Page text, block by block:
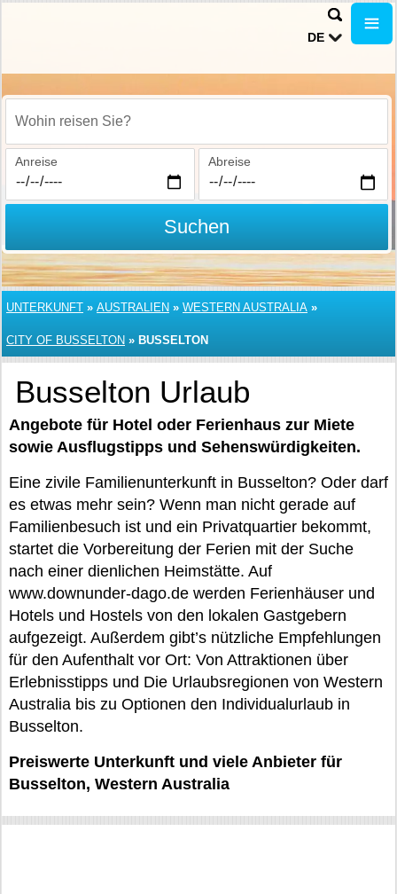
DE
Wohin reisen Sie?
Anreise Abreise
Suchen
UNTERKUNFT » AUSTRALIEN » WESTERN AUSTRALIA »
CITY OF BUSSELTON » BUSSELTON
Busselton Urlaub
Angebote für Hotel oder Ferienhaus zur Miete
sowie Ausflugstipps und Sehenswürdigkeiten.
Eine zivile Familienunterkunft in Busselton? Oder darf
es etwas mehr sein? Wenn man nicht gerade auf
Familienbesuch ist und ein Privatquartier bekommt,
startet die Vorbereitung der Ferien mit der Suche
nach einer dienlichen Heimstätte. Auf
www.downunder-dago.de werden Ferienhäuser und
Hotels und Hostels von den lokalen Gastgebern
aufgezeigt. Außerdem gibt’s nützliche Empfehlungen
für den Aufenthalt vor Ort: Von Attraktionen über
Erlebnisstipps und Die Urlaubsregionen von Western
Australia bis zu Optionen den Individualurlaub in
Busselton.
Preiswerte Unterkunft und viele Anbieter für
Busselton, Western Australia